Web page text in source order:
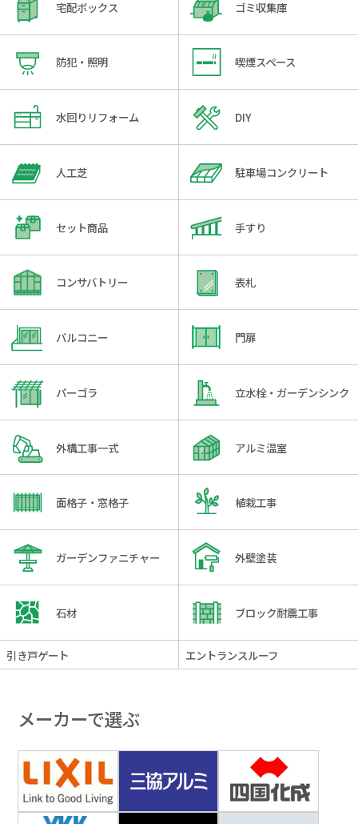
宅配ボックス ゴミ収集庫
防犯・照明 喫煙スペース
水回りリフォーム DIY
人工芝 駐車場コンクリート
セット商品 手すり
コンサバトリー 表札
バルコニー 門扉
パーゴラ 立水栓・ガーデンシンク
外構工事一式 アルミ温室
面格子・窓格子 植栽工事
ガーデンファニチャー 外壁塗装
石材 ブロック耐震工事
引き戸ゲート エントランスルーフ
メーカーで選ぶ